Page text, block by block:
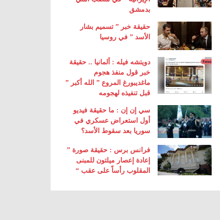
بدمشق
حقيقة خبر ” تسميم بشار
الأسد ” في روسيا
دويتشه فيله : ألمانيا .. حقيقة
خبر قول منفذ هجوم
ماغديبورغ المروع ” الله أكبر ”
قبل تنفيذه لهجومه
سي إن إن : ما حقيقة فيديو
أول استعراض عسكري في
سوريا بعد سقوط الأسد؟
فرانس برس : حقيقة صورة ”
إعادة إعصار ميلتون للمبنى
المقلوب رأساً على عقب “